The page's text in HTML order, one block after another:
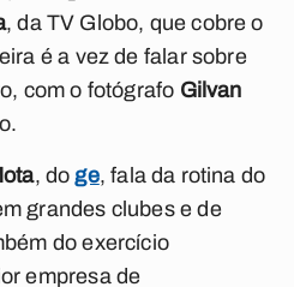
, da TV Globo, que cobre o
é a vez de falar sobre
com o fotógrafo Gilvan
, doge, fala da rotina do
grandes clubes e de
do exercício
empresa de